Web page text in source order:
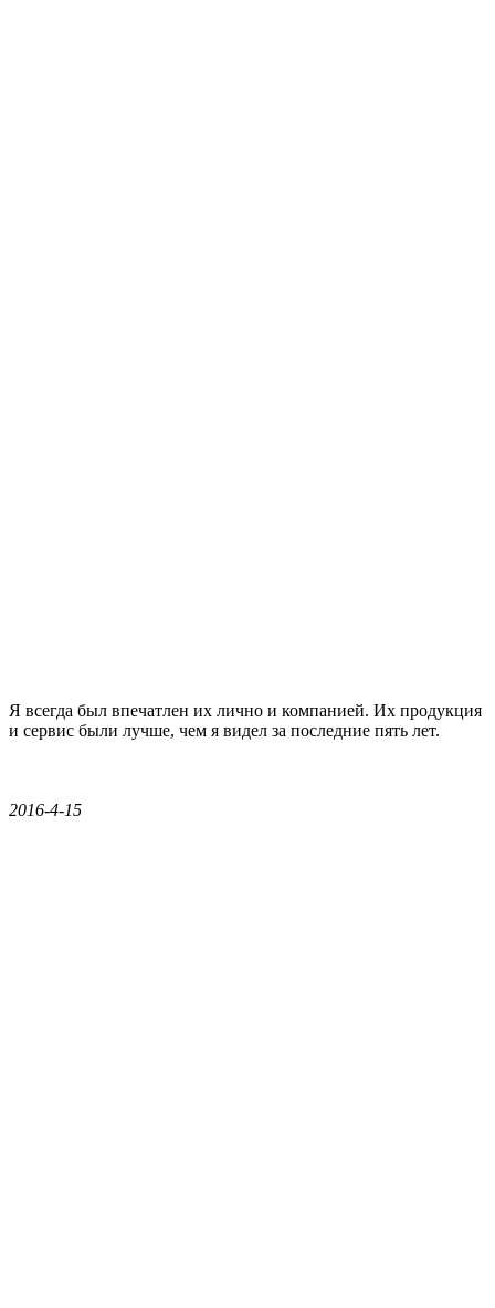
Я всегда был впечатлен их лично и компанией. Их продукция
и сервис были лучше, чем я видел за последние пять лет.
2016-4-15